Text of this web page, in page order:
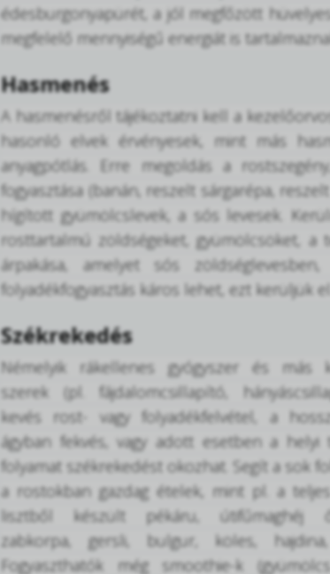
édesburgonyapürét, a jól megfőzött
megfelelő mennyiségű energiát is
Hasmenés
A hasmenésről tájékoztatni kell a
hasonló elvek érvényesek, mint más
anyagpótlás. Erre megoldás a
fogyasztása (banán, reszelt sárgarépa,
hígított gyümölcslevek, a sós levesek.
rosttartalmú zöldségeket, gyümölcsöket, a
árpakása, amelyet sós
folyadékfogyasztás káros lehet, ezt kerüljük el.
Székrekedés
Némelyik rákellenes gyógyszer és más
szerek (pl. fájdalomcsillapító,
kevés rost- vagy folyadékfelvétel, a
ágyban fekvés, vagy adott esetben a helyi
folyamat székrekedést okozhat. Segít a sok
a rostokban gazdag ételek, mint pl. a
lisztből készült pékáru, útifűmaghéj
zabkorpa, gersli, bulgur, köles,
Fogyaszthatók még smoothie-k